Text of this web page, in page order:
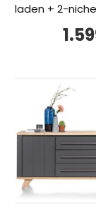
laden + 2-